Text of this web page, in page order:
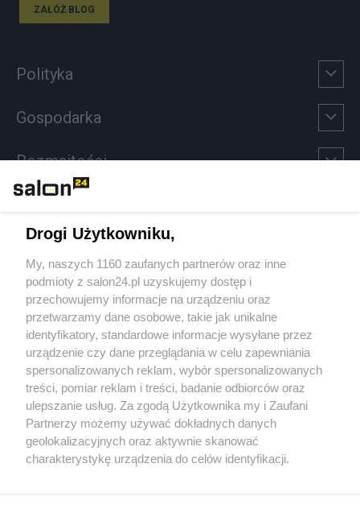
ZAŁÓŻ BLOG
Polityka
Gospodarka
Rozmaitości
Sport
Społeczeństwo
Kultura
X Facebook Instagram Youtube
Drogi Użytkowniku,
My, naszych 1160 zaufanych partnerów oraz inne
podmioty z salon24.pl uzyskujemy dostęp i
przechowujemy informacje na urządzeniu oraz
przetwarzamy dane osobowe, takie jak unikalne
identyfikatory, standardowe informacje wysyłane przez
urządzenie czy dane przeglądania w celu zapewniania
spersonalizowanych reklam, wybór spersonalizowanych
treści, pomiar reklam i treści, badanie odbiorców oraz
ulepszanie usług. Za zgodą Użytkownika my i Zaufani
Partnerzy możemy używać dokładnych danych
geolokalizacyjnych oraz aktywnie skanować
charakterystykę urządzenia do celów identyfikacji.